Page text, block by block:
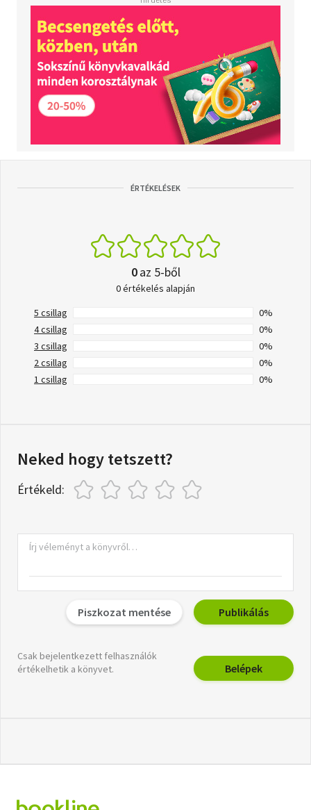
ÉRTÉKELÉSEK
0az 5-ből
0 értékelés alapján
5 csillag
0%
4 csillag
0%
3 csillag
0%
2 csillag
0%
1 csillag
0%
Neked hogy tetszett?
Értékeld:
Piszkozat mentése Publikálás
Csak bejelentkezett felhasználók
értékelhetik a könyvet.
Belépek